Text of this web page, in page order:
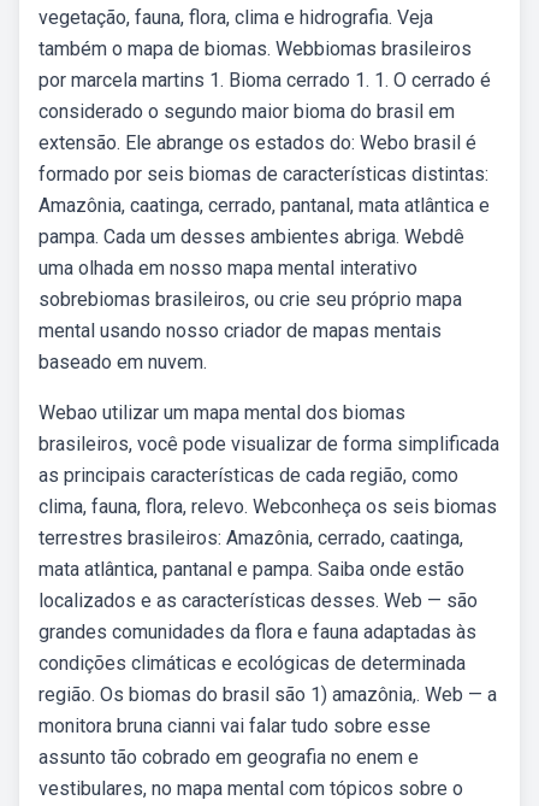
vegetação, fauna, flora, clima e hidrografia. Veja
também o mapa de biomas. Webbiomas brasileiros
por marcela martins 1. Bioma cerrado 1. 1. O cerrado é
considerado o segundo maior bioma do brasil em
extensão. Ele abrange os estados do: Webo brasil é
formado por seis biomas de características distintas:
Amazônia, caatinga, cerrado, pantanal, mata atlântica e
pampa. Cada um desses ambientes abriga. Webdê
uma olhada em nosso mapa mental interativo
sobrebiomas brasileiros, ou crie seu próprio mapa
mental usando nosso criador de mapas mentais
baseado em nuvem.
Webao utilizar um mapa mental dos biomas
brasileiros, você pode visualizar de forma simplificada
as principais características de cada região, como
clima, fauna, flora, relevo. Webconheça os seis biomas
terrestres brasileiros: Amazônia, cerrado, caatinga,
mata atlântica, pantanal e pampa. Saiba onde estão
localizados e as características desses. Web — são
grandes comunidades da flora e fauna adaptadas às
condições climáticas e ecológicas de determinada
região. Os biomas do brasil são 1) amazônia,. Web — a
monitora bruna cianni vai falar tudo sobre esse
assunto tão cobrado em geografia no enem e
vestibulares, no mapa mental com tópicos sobre o